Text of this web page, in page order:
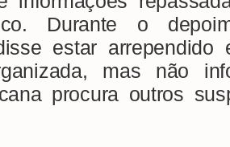
Durante o
estar arrependido
mas não
procura outros